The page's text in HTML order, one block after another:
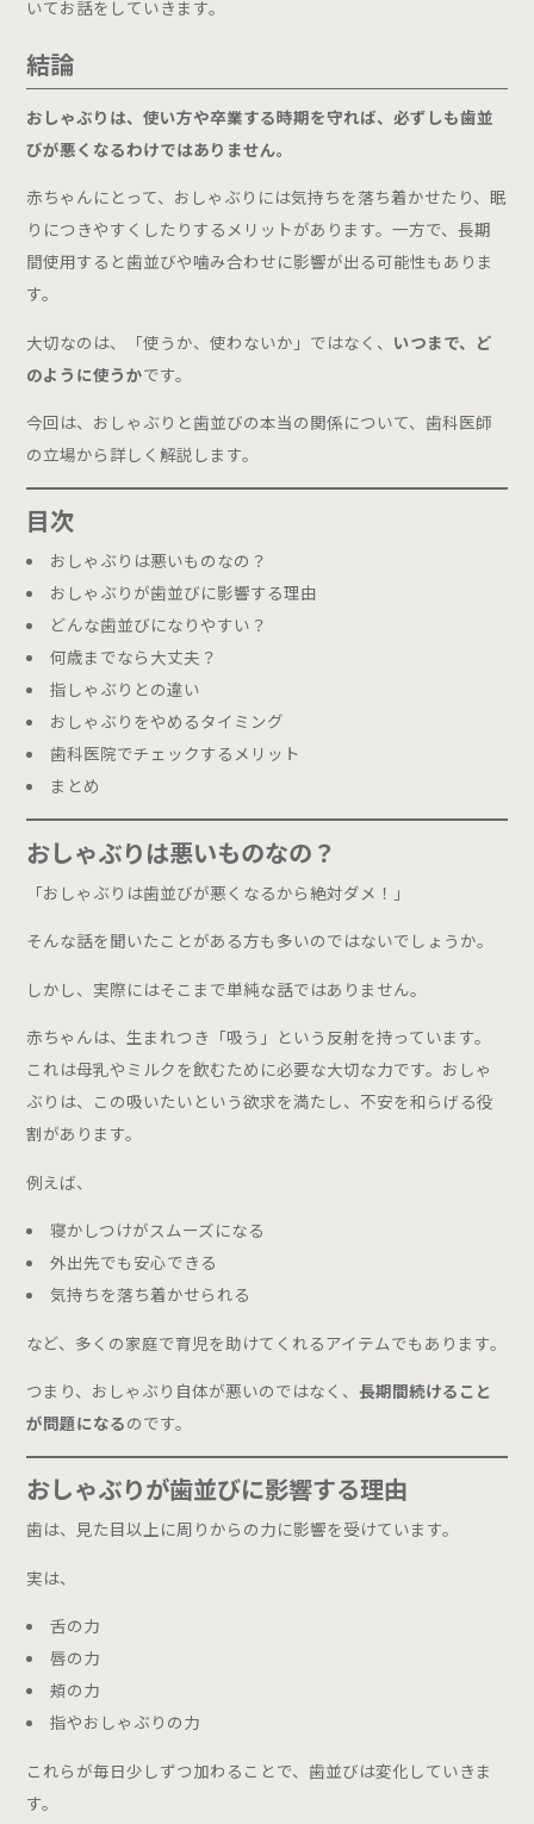
Doctor
ドクター紹介
医院情報
Recruit
求人情報
Blog
ブログ
Case
Menu
診療内容
こども歯科
マタニティ外来
おやこ歯科
こども健診
歯並び相談
おとな歯科
一般歯科
予防歯科
矯正歯科
インプラント
ホワイトニング
ホワイトスポット治療
静脈内鎮静法
Price
お子さんを持つお母さまへ
9:00 - 12:30 − − ● ●
14:00 - 17:30
休診日：月曜日午前・木曜・日曜（第2,4,5週）・祝日
いてお話をしていきます。
結論
おしゃぶりは、使い方や卒業する時期を守れば、必ずしも歯並
びが悪くなるわけではありません。
赤ちゃんにとって、おしゃぶりには気持ちを落ち着かせたり、眠
りにつきやすくしたりするメリットがあります。一方で、長期
間使用すると歯並びや噛み合わせに影響が出る可能性もありま
す。
大切なのは、「使うか、使わないか」ではなく、 いつまで、ど
のように使うかです。
今回は、おしゃぶりと歯並びの本当の関係について、歯科医師
の立場から詳しく解説します。
目次
おしゃぶりは悪いものなの？
おしゃぶりが歯並びに影響する理由
どんな歯並びになりやすい？
何歳までなら大丈夫？
指しゃぶりとの違い
おしゃぶりをやめるタイミング
歯科医院でチェックするメリット
まとめ
おしゃぶりは悪いものなの？
「おしゃぶりは歯並びが悪くなるから絶対ダメ！」
そんな話を聞いたことがある方も多いのではないでしょうか。
しかし、実際にはそこまで単純な話ではありません。
赤ちゃんは、生まれつき「吸う」という反射を持っています。
これは母乳やミルクを飲むために必要な大切な力です。おしゃ
ぶりは、この吸いたいという欲求を満たし、不安を和らげる役
割があります。
例えば、
寝かしつけがスムーズになる
外出先でも安心できる
気持ちを落ち着かせられる
など、多くの家庭で育児を助けてくれるアイテムでもあります。
つまり、おしゃぶり自体が悪いのではなく、長期間続けること
が問題になるのです。
おしゃぶりが歯並びに影響する理由
歯は、見た目以上に周りからの力に影響を受けています。
実は、
舌の力
唇の力
頬の力
指やおしゃぶりの力
これらが毎日少しずつ加わることで、歯並びは変化していきま
す。